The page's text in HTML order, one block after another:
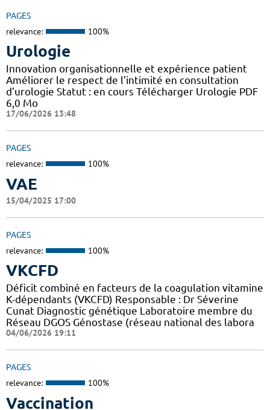
PAGES
relevance: 100%
Urologie
Innovation organisationnelle et expérience patient
Améliorer le respect de l’intimité en consultation
d’urologie Statut : en cours Télécharger Urologie PDF
6,0 Mo
17/06/2026 13:48
PAGES
relevance: 100%
VAE
15/04/2025 17:00
PAGES
relevance: 100%
VKCFD
Déficit combiné en facteurs de la coagulation vitamine
K-dépendants (VKCFD) Responsable : Dr Séverine
Cunat Diagnostic génétique Laboratoire membre du
Réseau DGOS Génostase (réseau national des labora
04/06/2026 19:11
PAGES
relevance: 100%
Vaccination